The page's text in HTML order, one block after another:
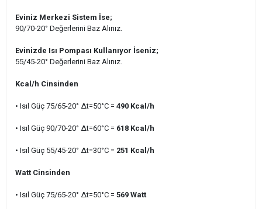
Eviniz Merkezi Sistem İse;
90/70-20° Değerlerini Baz Alınız.
Evinizde Isı Pompası Kullanıyor İseniz;
55/45-20° Değerlerini Baz Alınız.
Kcal/h Cinsinden
• Isıl Güç 75/65-20° ∆t=50°C = 490 Kcal/h
• Isıl Güç 90/70-20° ∆t=60°C = 618 Kcal/h
• Isıl Güç 55/45-20° ∆t=30°C = 251 Kcal/h
Watt Cinsinden
• Isıl Güç 75/65-20° ∆t=50°C = 569 Watt